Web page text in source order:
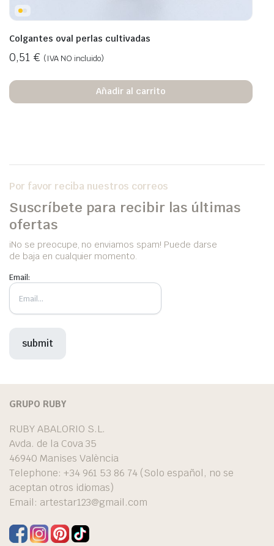
Colgantes oval perlas cultivadas
0,51 € (IVA NO incluido)
Añadir al carrito
Por favor reciba nuestros correos
Suscríbete para recibir las últimas
ofertas
iNo se preocupe, no enviamos spam! Puede darse
de baja en cualquier momento.
Email:
GRUPO RUBY
RUBY ABALORIO S.L.
Avda. de la Cova 35
46940 Manises València
Telephone: +34 961 53 86 74 (Solo español, no se
aceptan otros idiomas)
Email: artestar123@gmail.com